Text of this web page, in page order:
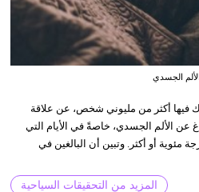
الألم الجسدي
فيها أكثر من مليوني شخص، عن علاقة
عن الألم الجسدي، خاصةً في الأيام التي
فيها درجات الحرارة إلى 32 درجة مئوية أو أكثر. وتبين أن البالغين في
المزيد من التحقيقات السياحية